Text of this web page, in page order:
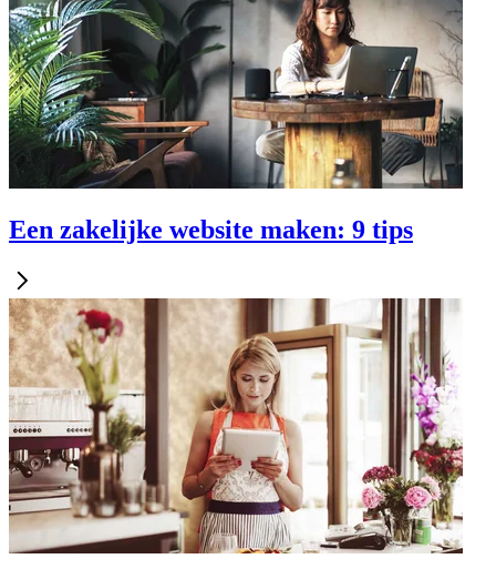
Een zakelijke website maken: 9 tips